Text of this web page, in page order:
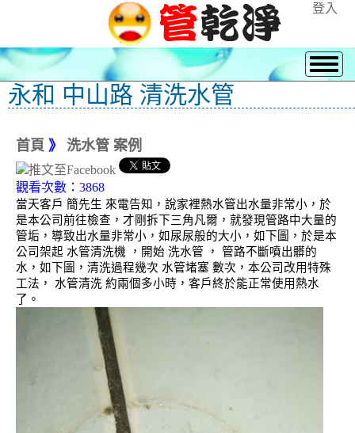
登入
永和 中山路 清洗水管
首頁 》 洗水管 案例
觀看次數：3868
當天客戶 簡先生 來電告知，說家裡熱水管出水量非常小，於
是本公司前往檢查，才剛拆下三角凡爾，就發現管路中大量的
管垢，導致出水量非常小，如尿尿般的大小，如下圖，於是本
公司架起 水管清洗機 ，開始 洗水管 ， 管路不斷噴出髒的
水，如下圖，清洗過程幾次 水管堵塞 數次，本公司改用特殊
工法， 水管清洗 約兩個多小時，客戶終於能正常使用熱水
了。